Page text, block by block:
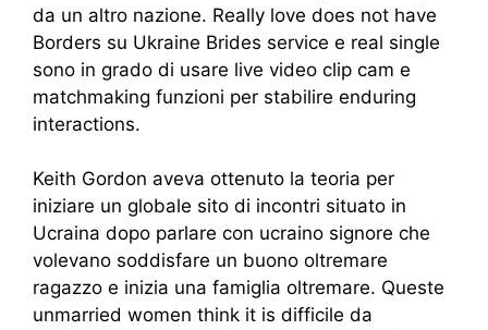
da un altro nazione. Really love does not have
Borders su Ukraine Brides service e real single
sono in grado di usare live video clip cam e
matchmaking funzioni per stabilire enduring
interactions.
Keith Gordon aveva ottenuto la teoria per
iniziare un globale sito di incontri situato in
Ucraina dopo parlare con ucraino signore che
volevano soddisfare un buono oltremare
ragazzo e inizia una famiglia oltremare. Queste
unmarried women think it is difficile da